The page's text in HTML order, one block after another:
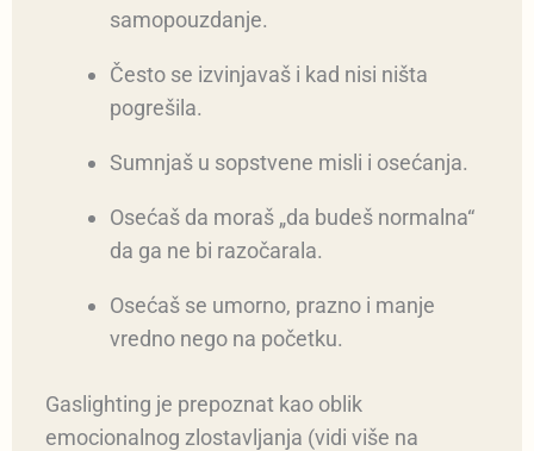
samopouzdanje.
Često se izvinjavaš i kad nisi ništa
pogrešila.
Sumnjaš u sopstvene misli i osećanja.
Osećaš da moraš „da budeš normalna“
da ga ne bi razočarala.
Osećaš se umorno, prazno i manje
vredno nego na početku.
Gaslighting je prepoznat kao oblik
emocionalnog zlostavljanja (vidi više na